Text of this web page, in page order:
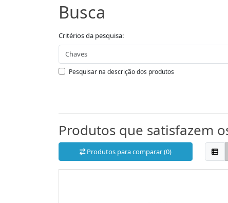
Busca
Critérios da pesquisa:
Pesquisar na descrição dos produtos
Produtos que satisfazem
Produtos para comparar (0)